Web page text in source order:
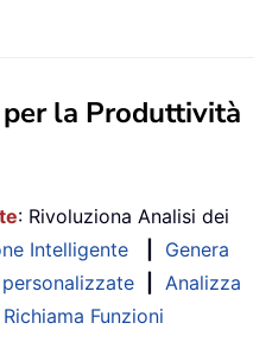
la Produttività
: Rivoluziona Analisi dei
Intelligente
Genera
Analizza
Richiama Funzioni